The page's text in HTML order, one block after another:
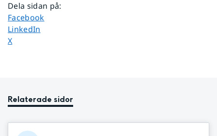
Dela sidan på:
Dela sidan på
Facebook
Dela sidan på
LinkedIn
Dela sidan på
X
Relaterade sidor